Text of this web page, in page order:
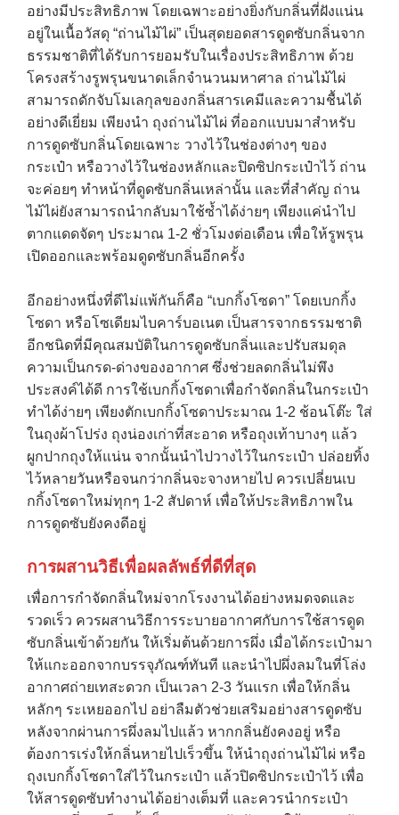
อย่างมีประสิทธิภาพ โดยเฉพาะอย่างยิ่งกับกลิ่นที่ฝังแน่น
อยู่ในเนื้อวัสดุ “ถ่านไม้ไผ่” เป็นสุดยอดสารดูดซับกลิ่นจาก
ธรรมชาติที่ได้รับการยอมรับในเรื่องประสิทธิภาพ ด้วย
โครงสร้างรูพรุนขนาดเล็กจำนวนมหาศาล ถ่านไม้ไผ่
สามารถดักจับโมเลกุลของกลิ่นสารเคมีและความชื้นได้
อย่างดีเยี่ยม เพียงนำ ถุงถ่านไม้ไผ่ ที่ออกแบบมาสำหรับ
การดูดซับกลิ่นโดยเฉพาะ วางไว้ในช่องต่างๆ ของ
กระเป๋า หรือวางไว้ในช่องหลักและปิดซิปกระเป๋าไว้ ถ่าน
จะค่อยๆ ทำหน้าที่ดูดซับกลิ่นเหล่านั้น และที่สำคัญ ถ่าน
ไม้ไผ่ยังสามารถนำกลับมาใช้ซ้ำได้ง่ายๆ เพียงแค่นำไป
ตากแดดจัดๆ ประมาณ 1-2 ชั่วโมงต่อเดือน เพื่อให้รูพรุน
เปิดออกและพร้อมดูดซับกลิ่นอีกครั้ง
อีกอย่างหนึ่งที่ดีไม่แพ้กันก็คือ “เบกกิ้งโซดา” โดยเบกกิ้ง
โซดา หรือโซเดียมไบคาร์บอเนต เป็นสารจากธรรมชาติ
อีกชนิดที่มีคุณสมบัติในการดูดซับกลิ่นและปรับสมดุล
ความเป็นกรด-ด่างของอากาศ ซึ่งช่วยลดกลิ่นไม่พึง
ประสงค์ได้ดี การใช้เบกกิ้งโซดาเพื่อกำจัดกลิ่นในกระเป๋า
ทำได้ง่ายๆ เพียงตักเบกกิ้งโซดาประมาณ 1-2 ช้อนโต๊ะ ใส่
ในถุงผ้าโปร่ง ถุงน่องเก่าที่สะอาด หรือถุงเท้าบางๆ แล้ว
ผูกปากถุงให้แน่น จากนั้นนำไปวางไว้ในกระเป๋า ปล่อยทิ้ง
ไว้หลายวันหรือจนกว่ากลิ่นจะจางหายไป ควรเปลี่ยนเบ
กกิ้งโซดาใหม่ทุกๆ 1-2 สัปดาห์ เพื่อให้ประสิทธิภาพใน
การดูดซับยังคงดีอยู่
การผสานวิธีเพื่อผลลัพธ์ที่ดีที่สุด
เพื่อการกำจัดกลิ่นใหม่จากโรงงานได้อย่างหมดจดและ
รวดเร็ว ควรผสานวิธีการระบายอากาศกับการใช้สารดูด
ซับกลิ่นเข้าด้วยกัน ให้เริ่มต้นด้วยการผึ่ง เมื่อได้กระเป๋ามา
ให้แกะออกจากบรรจุภัณฑ์ทันที และนำไปผึ่งลมในที่โล่ง
อากาศถ่ายเทสะดวก เป็นเวลา 2-3 วันแรก เพื่อให้กลิ่น
หลักๆ ระเหยออกไป อย่าลืมตัวช่วยเสริมอย่างสารดูดซับ
หลังจากผ่านการผึ่งลมไปแล้ว หากกลิ่นยังคงอยู่ หรือ
ต้องการเร่งให้กลิ่นหายไปเร็วขึ้น ให้นำถุงถ่านไม้ไผ่ หรือ
ถุงเบกกิ้งโซดาใส่ไว้ในกระเป๋า แล้วปิดซิปกระเป๋าไว้ เพื่อ
ให้สารดูดซับทำงานได้อย่างเต็มที่ และควรนำกระเป๋า